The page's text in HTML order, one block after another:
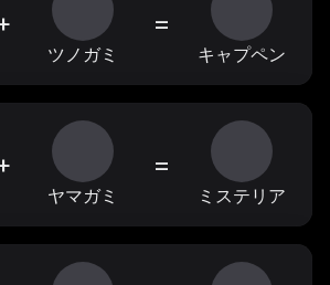
ツノガミ
=
キャプペン
ヤマガミ
=
ミステリア